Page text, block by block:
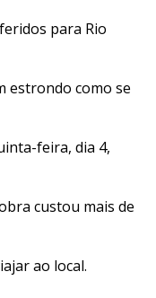
para Rio
estrondo como se
feira, dia 4,
custou mais de
ao local.